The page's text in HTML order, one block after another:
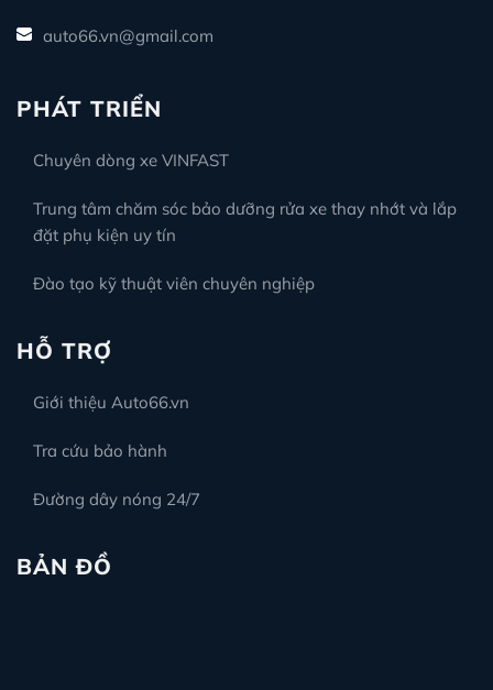
auto66.vn@gmail.com
PHÁT TRIỂN
Chuyên dòng xe VINFAST
Trung tâm chăm sóc bảo dưỡng rửa xe thay nhớt và lắp
đặt phụ kiện uy tín
Đào tạo kỹ thuật viên chuyên nghiệp
HỖ TRỢ
Giới thiệu Auto66.vn
Tra cứu bảo hành
Đường dây nóng 24/7
BẢN ĐỒ